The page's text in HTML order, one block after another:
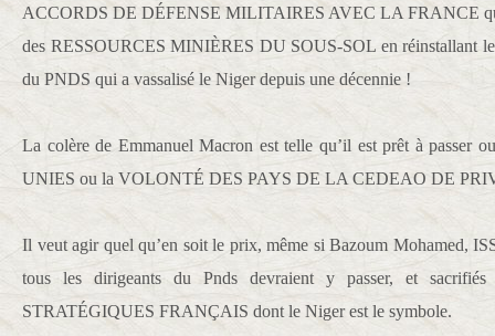
ACCORDS DE DÉFENSE MILITAIRES AVEC LA FRANCE
des RESSOURCES MINIÈRES DU SOUS-SOL en réinstallant
du PNDS qui a vassalisé le Niger depuis une décennie !
La colère de Emmanuel Macron est telle qu’il est prêt à passer
UNIES ou la VOLONTÉ DES PAYS DE LA CEDEAO DE
Il veut agir quel qu’en soit le prix, même si Bazoum Mohamed,
tous les dirigeants du Pnds devraient y passer, et
STRATÉGIQUES FRANÇAIS dont le Niger est le symbole.